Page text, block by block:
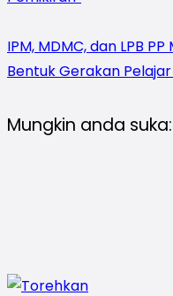
IPM, MDMC, dan LPB
Bentuk Gerakan
Mungkin anda suka: